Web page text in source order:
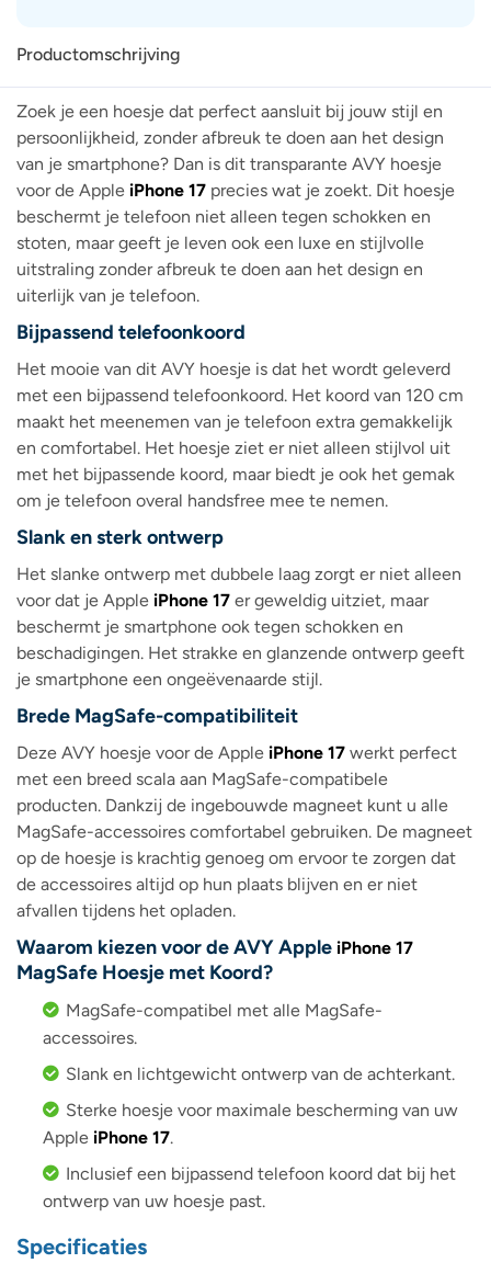
Productomschrijving
Zoek je een hoesje dat perfect aansluit bij jouw stijl en
persoonlijkheid, zonder afbreuk te doen aan het design
van je smartphone? Dan is dit transparante AVY hoesje
voor de Apple iPhone 17 precies wat je zoekt. Dit hoesje
beschermt je telefoon niet alleen tegen schokken en
stoten, maar geeft je leven ook een luxe en stijlvolle
uitstraling zonder afbreuk te doen aan het design en
uiterlijk van je telefoon.
Bijpassend telefoonkoord
Het mooie van dit AVY hoesje is dat het wordt geleverd
met een bijpassend telefoonkoord. Het koord van 120 cm
maakt het meenemen van je telefoon extra gemakkelijk
en comfortabel. Het hoesje ziet er niet alleen stijlvol uit
met het bijpassende koord, maar biedt je ook het gemak
om je telefoon overal handsfree mee te nemen.
Slank en sterk ontwerp
Het slanke ontwerp met dubbele laag zorgt er niet alleen
voor dat je Apple iPhone 17 er geweldig uitziet, maar
beschermt je smartphone ook tegen schokken en
beschadigingen. Het strakke en glanzende ontwerp geeft
je smartphone een ongeëvenaarde stijl.
Brede MagSafe-compatibiliteit
Deze AVY hoesje voor de Apple iPhone 17 werkt perfect
met een breed scala aan MagSafe-compatibele
producten. Dankzij de ingebouwde magneet kunt u alle
MagSafe-accessoires comfortabel gebruiken. De magneet
op de hoesje is krachtig genoeg om ervoor te zorgen dat
de accessoires altijd op hun plaats blijven en er niet
afvallen tijdens het opladen.
Waarom kiezen voor de AVY Apple iPhone 17
MagSafe Hoesje met Koord?
MagSafe-compatibel met alle MagSafe-
accessoires.
Slank en lichtgewicht ontwerp van de achterkant.
Sterke hoesje voor maximale bescherming van uw
Apple iPhone 17.
Inclusief een bijpassend telefoon koord dat bij het
ontwerp van uw hoesje past.
Specificaties